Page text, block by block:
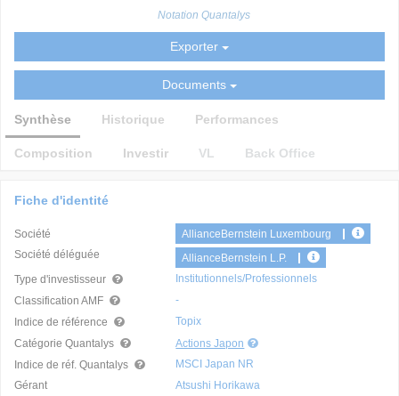
Notation Quantalys
Exporter
Documents
Synthèse Historique Performances
Composition Investir VL Back Office
Fiche d'identité
Société
AllianceBernstein Luxembourg
Société déléguée
AllianceBernstein L.P.
Type d'investisseur
Institutionnels/Professionnels
Classification AMF
-
Indice de référence
Topix
Catégorie Quantalys
Actions Japon
Indice de réf. Quantalys
MSCI Japan NR
Gérant
Atsushi Horikawa